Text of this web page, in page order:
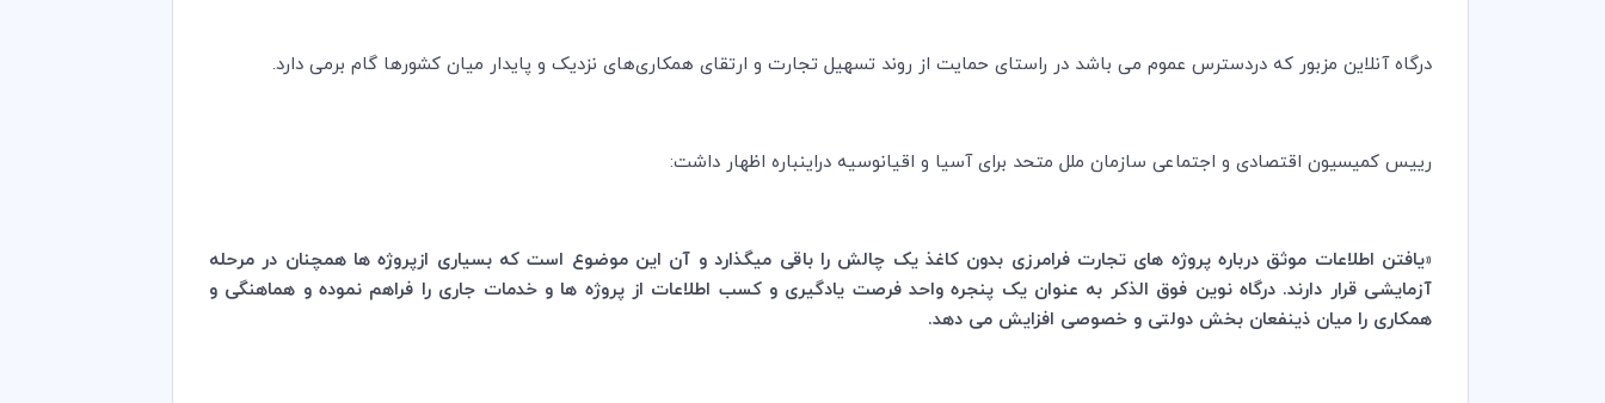
درگاه آنلاین مزبور که دردسترس عموم می باشد در راستای حمایت از روند تسهیل تجارت و ارتقای همکاری‌های نزدیک و پایدار میان کشور‌ها گام برمی دارد.
رییس کمیسیون اقتصادی و اجتماعی سازمان ملل متحد برای آسیا و اقیانوسیه دراینباره اظهار داشت:
«یافتن اطلاعات موثق درباره پروژه های تجارت فرامرزی بدون کاغذ یک چالش را باقی میگذارد و آن این موضوع است که بسیاری ازپروژه ها همچنان در مرحله
آزمایشی قرار دارند. درگاه نوین فوق الذکر به عنوان یک پنجره واحد فرصت یادگیری و کسب اطلاعات از پروژه ها و خدمات جاری را فراهم نموده و هماهنگی و
همکاری را میان ذینفعان بخش دولتی و خصوصی افزایش می دهد.